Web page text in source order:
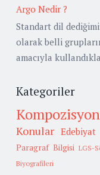
Argo Nedir ?
Standart dil
olarak belli
amacıyla
Kategoriler
Konular Edebiyat
Paragraf Bilgisi LGS-
Biyografileri